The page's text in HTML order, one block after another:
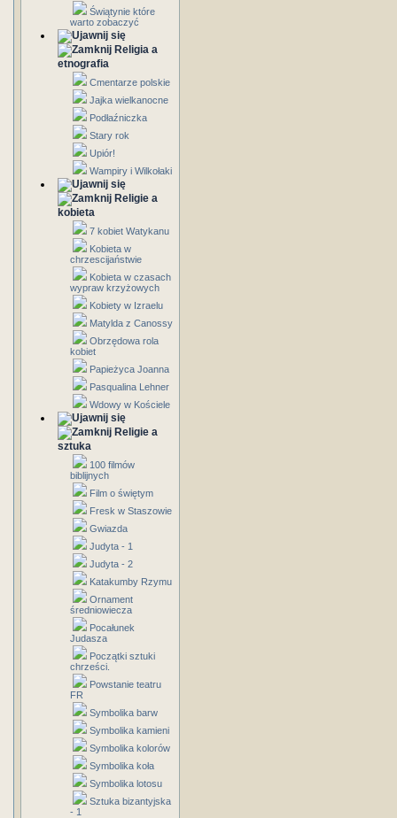
Świątynie które
warto zobaczyć
Religia a
etnografia
Cmentarze polskie
Jajka wielkanocne
Podłaźniczka
Stary rok
Upiór!
Wampiry i Wilkołaki
Religie a
kobieta
7 kobiet Watykanu
Kobieta w
chrzescijaństwie
Kobieta w czasach
wypraw krzyżowych
Kobiety w Izraelu
Matylda z Canossy
Obrzędowa rola
kobiet
Papieżyca Joanna
Pasqualina Lehner
Wdowy w Kościele
Religie a
sztuka
100 filmów
biblijnych
Film o świętym
Fresk w Staszowie
Gwiazda
Judyta - 1
Judyta - 2
Katakumby Rzymu
Ornament
średniowiecza
Pocałunek
Judasza
Początki sztuki
chrześci.
Powstanie teatru
FR
Symbolika barw
Symbolika kamieni
Symbolika kolorów
Symbolika koła
Symbolika lotosu
Sztuka bizantyjska
- 1